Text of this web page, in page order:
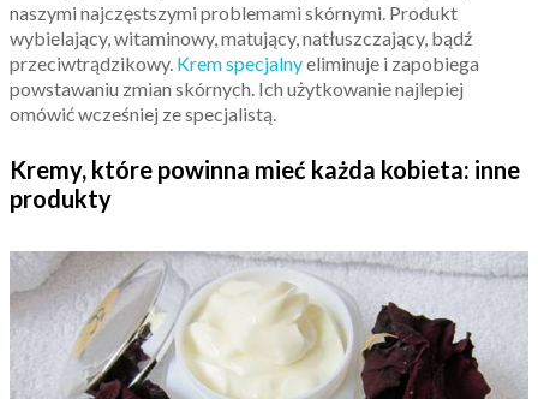
naszymi najczęstszymi problemami skórnymi. Produkt
wybielający, witaminowy, matujący, natłuszczający, bądź
przeciwtrądzikowy. Krem specjalnyeliminuje i zapobiega
powstawaniu zmian skórnych. Ich użytkowanie najlepiej
omówić wcześniej ze specjalistą.
Kremy, które powinna mieć każda kobieta: inne
produkty